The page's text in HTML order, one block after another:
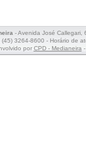
- Avenida José Callegari,
(45) 3264-8600 - Horário de
por CPD - Medianeira-